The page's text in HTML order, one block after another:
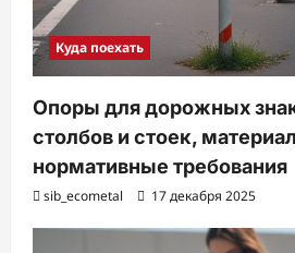
Куда поехать
Опоры для дорожных
столбов и стоек,
нормативные требования
sib_ecometal 17 декабря 2025